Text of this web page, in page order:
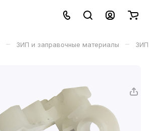
– ЗИП и заправочные материалы – ЗИП